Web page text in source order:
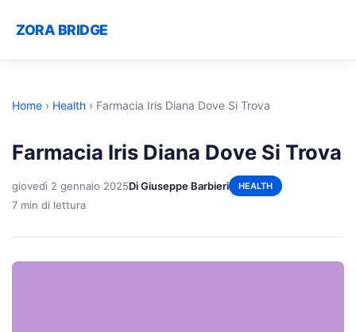
ZORA BRIDGE
Home › Health › Farmacia Iris Diana Dove Si Trova
Farmacia Iris Diana Dove Si Trova
giovedì 2 gennaio 2025Di Giuseppe Barbieri HEALTH
7 min di lettura